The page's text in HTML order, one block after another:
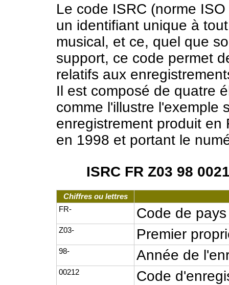
Le code ISRC (norme
un identifiant unique à
musical, et ce, quel que
support, ce code permet
relatifs aux
Il est composé de quatre
comme l'illustre l'exemple
enregistrement produit en
en 1998 et portant le
ISRC FR Z03 98
Chiffres ou lettres
FR-
Code de
Z03- Premier
98- Année de
00212
Code